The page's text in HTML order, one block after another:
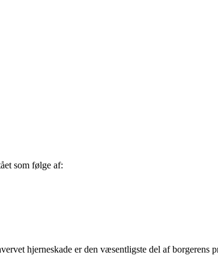
som følge af:
hjerneskade er den væsentligste del af borgerens